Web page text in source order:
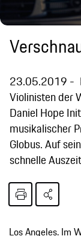
23.05.2019
Violinisten der
Daniel Hope
musikalischer
Globus. Auf
schnelle
Los Angeles. Im